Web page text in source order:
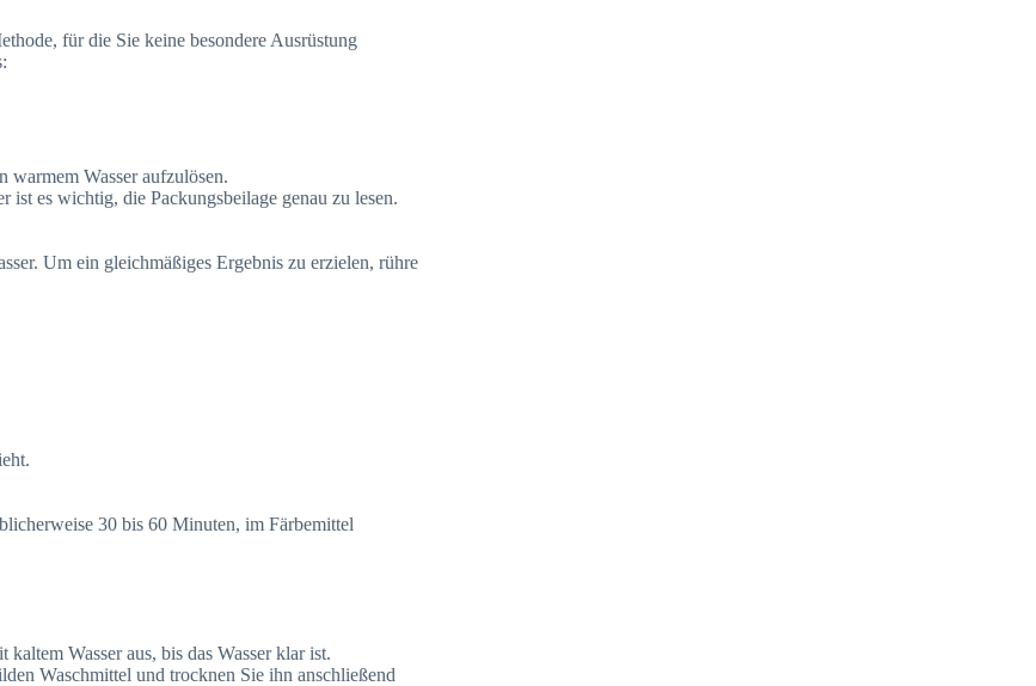
für die Sie keine besondere Ausrüstung
warmem Wasser aufzulösen.
ist es wichtig, die Packungsbeilage genau zu lesen.
Um ein gleichmäßiges Ergebnis zu erzielen, rühre
30 bis 60 Minuten, im Färbemittel
Wasser aus, bis das Wasser klar ist.
Waschmittel und trocknen Sie ihn anschließend